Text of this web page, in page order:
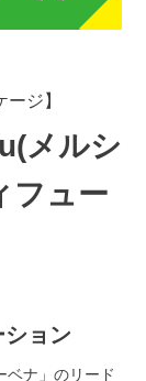
ジ】
メルシ
フュー
ョン
ベナ」のリード